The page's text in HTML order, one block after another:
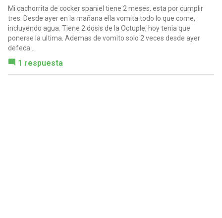
Mi cachorrita de cocker spaniel tiene 2 meses, esta por cumplir
tres. Desde ayer en la mañana ella vomita todo lo que come,
incluyendo agua. Tiene 2 dosis de la Octuple, hoy tenia que
ponerse la ultima. Ademas de vomito solo 2 veces desde ayer
defeca...
1 respuesta